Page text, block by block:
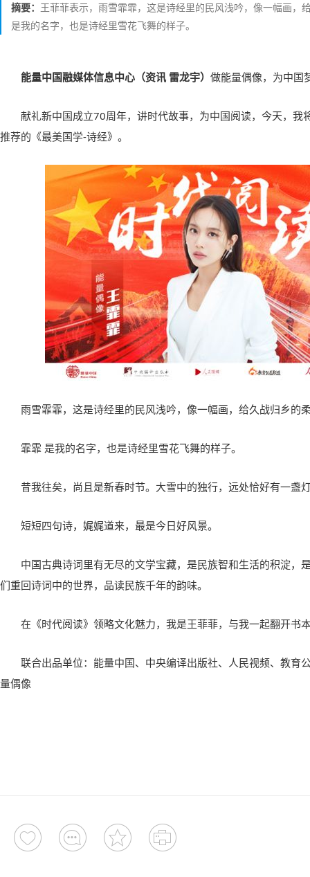
摘要： 王菲菲表示，雨雪霏霏，这是诗经里的民风浅吟，像一幅画，
是我的名字，也是诗经里雪花飞舞的样子。
能量中国融媒体信息中心（资讯 雷龙宇） 做能量偶像，为中国
献礼新中国成立70周年，讲时代故事，为中国阅读，今天，我
推荐的《最美国学-诗经》。
雨雪霏霏，这是诗经里的民风浅吟，像一幅画，给久战归乡的
霏霏 是我的名字，也是诗经里雪花飞舞的样子。
昔我往矣，尚且是新春时节。大雪中的独行，远处恰好有一盏
短短四句诗，娓娓道来，最是今日好风景。
中国古典诗词里有无尽的文学宝藏，是民族智和生活的积淀，
们重回诗词中的世界，品读民族千年的韵味。
在《时代阅读》领略文化魅力，我是王菲菲，与我一起翻开书
联合出品单位：能量中国、中央编译出版社、人民视频、教育
量偶像